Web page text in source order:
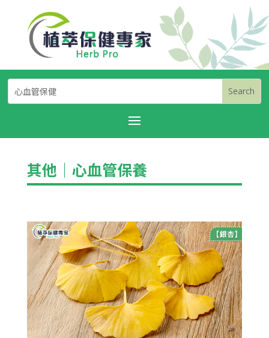
其他 ｜ 心血管保養